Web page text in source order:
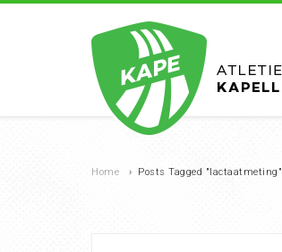
Home › Posts Tagged "lactaatmeting"